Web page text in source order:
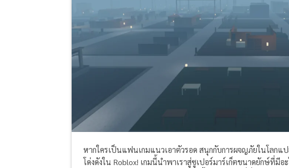
หากใครเป็นแฟนเกมแนวเอาตัวรอด สนุกกับการผจญภัยในโลกแ
โด่งดังใน Roblox! เกมนี้นำพาเราสู่ซูเปอร์มาร์เก็ตขนาดยักษ์ที่